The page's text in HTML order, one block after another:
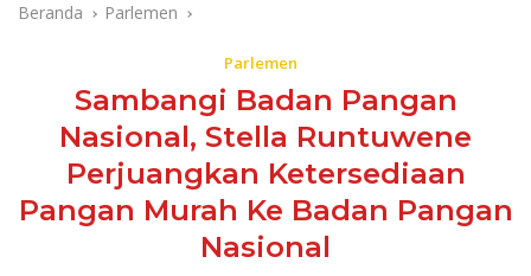
Beranda Parlemen
Parlemen
Sambangi Badan Pangan
Nasional, Stella Runtuwene
Perjuangkan Ketersediaan
Pangan Murah Ke Badan Pangan
Nasional